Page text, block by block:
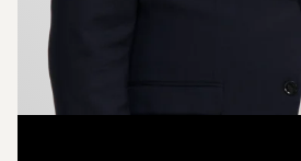
golvvärme och en lyxig känsla
vardagen.
Utemiljön är en av bostadens